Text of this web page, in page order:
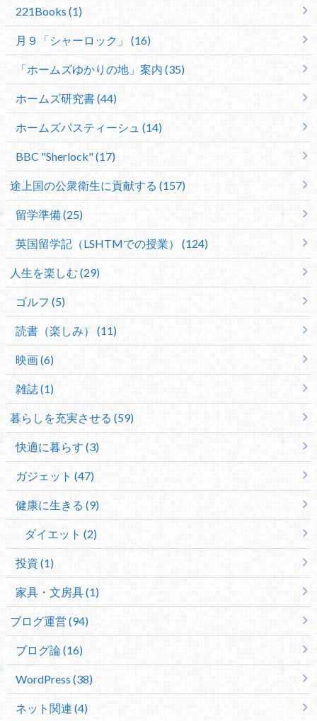
221Books (1)
月９「シャーロック」 (16)
「ホームズゆかりの地」案内 (35)
ホームズ研究書 (44)
ホームズパスティーシュ (14)
BBC "Sherlock" (17)
途上国の公衆衛生に貢献する (157)
留学準備 (25)
英国留学記（LSHTMでの授業） (124)
人生を楽しむ (29)
ゴルフ (5)
読書（楽しみ） (11)
映画 (6)
雑誌 (1)
暮らしを充実させる (59)
快適に暮らす (3)
ガジェット (47)
健康に生きる (9)
ダイエット (2)
投資 (1)
家具・文房具 (1)
ブログ運営 (94)
ブログ論 (16)
WordPress (38)
ネット関連 (4)